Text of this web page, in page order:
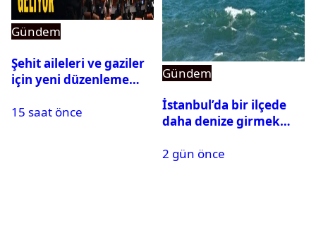
Gündem
Şehit aileleri ve gaziler
için yeni düzenleme
15 saat önce
Gündem
İstanbul’da bir ilçede
daha denize girmek
2 gün önce